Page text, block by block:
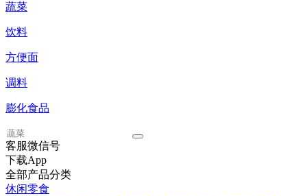
蔬菜
饮料
方便面
调料
膨化食品
客服微信号
下载App
全部产品分类
休闲零食